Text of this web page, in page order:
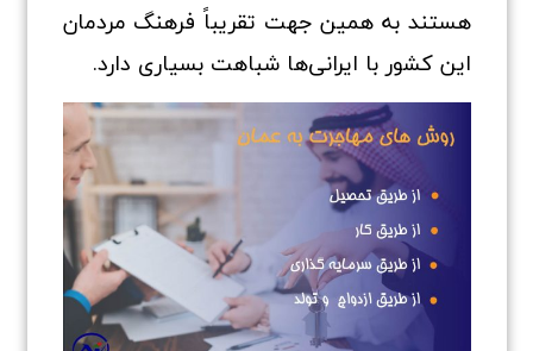
هستند به همین جهت تقریباً فرهنگ مردمان
این کشور با ایرانی‌ها شباهت بسیاری دارد.